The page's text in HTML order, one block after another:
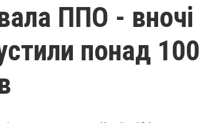
ППО - вночі
понад 100